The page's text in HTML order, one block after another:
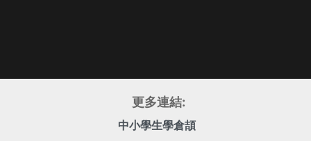
更多連結:
中小學生學倉頡